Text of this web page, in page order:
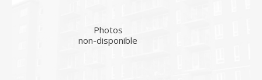
Photos
non-disponible